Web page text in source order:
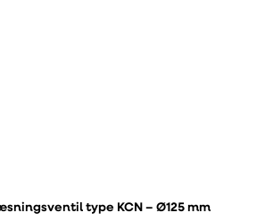
type KCN – Ø125 mm